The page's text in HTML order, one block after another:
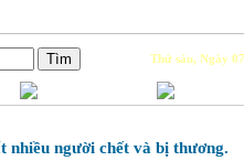
Thứ sáu, Ngày
nhiều người chết và bị thương.